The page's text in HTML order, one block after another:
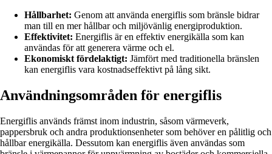
Hållbarhet: Genom att använda energiflis som bränsle bidrar
man till en mer hållbar och miljövänlig energiproduktion.
Effektivitet: Energiflis är en effektiv energikälla som kan
användas för att generera värme och el.
Ekonomiskt fördelaktigt: Jämfört med traditionella bränslen
kan energiflis vara kostnadseffektivt på lång sikt.
Användningsområden för energiflis
Energiflis används främst inom industrin, såsom värmeverk,
pappersbruk och andra produktionsenheter som behöver en pålitlig och
hållbar energikälla. Dessutom kan energiflis även användas som